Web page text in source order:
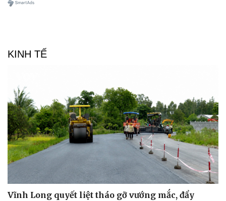
KINH TẾ
Vĩnh Long quyết liệt tháo gỡ vướng mắc, đẩy